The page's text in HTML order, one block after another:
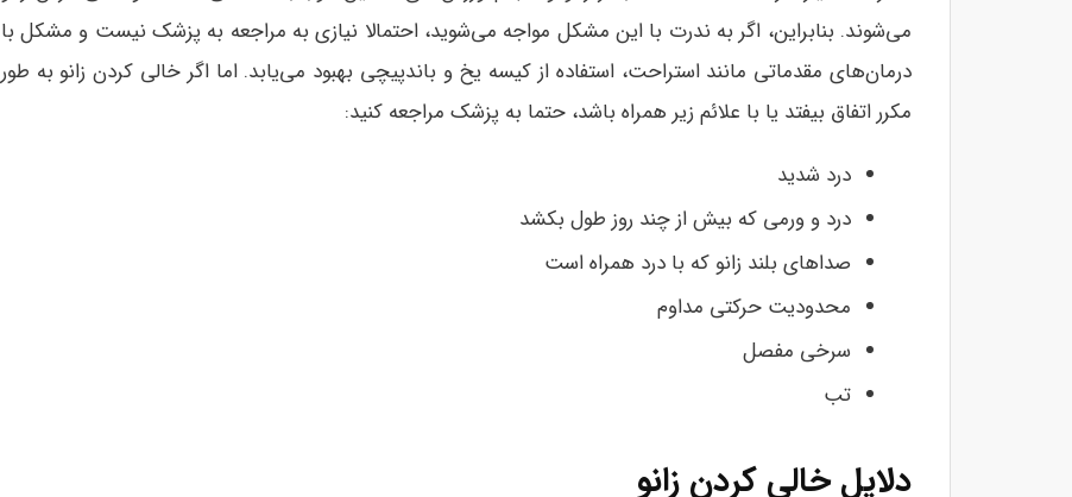
می‌شوند. بنابراین، اگر به ندرت با این مشکل مواجه می‌شوید، احتمالا نیازی به مراجعه به پزشک نیست و مشکل با
درمان‌های مقدماتی مانند استراحت، استفاده از کیسه یخ و باندپیچی بهبود می‌یابد. اما اگر خالی کردن زانو به طور
مکرر اتفاق بیفتد یا با علائم زیر همراه باشد، حتما به پزشک مراجعه کنید:
درد شدید
درد و ورمی که بیش از چند روز طول بکشد
صداهای بلند زانو که با درد همراه است
محدودیت حرکتی مداوم
سرخی مفصل
تب
دلایل خالی کردن زانو